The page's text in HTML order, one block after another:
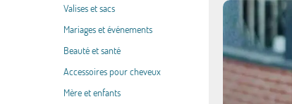
Valises et sacs
Mariages et événements
Beauté et santé
Accessoires pour cheveux
Mère et enfants